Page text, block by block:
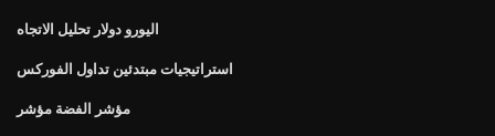
اليورو دولار تحليل الاتجاه
استراتيجيات مبتدئين تداول الفوركس
مؤشر الفضة مؤشر